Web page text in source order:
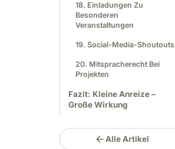
18. Einladungen Zu
Besonderen
Veranstaltungen
19. Social-Media-Shoutouts
20. Mitspracherecht Bei
Projekten
Fazit: Kleine Anreize –
Große Wirkung
arrow_backAlle Artikel